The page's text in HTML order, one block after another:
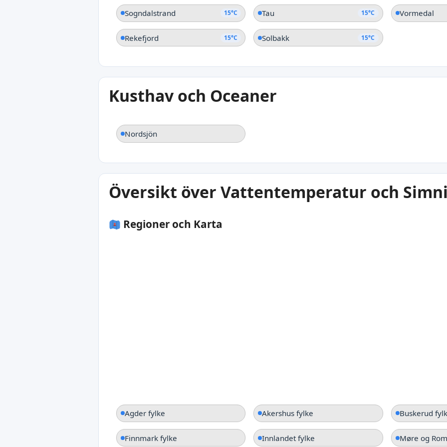
Sogndalstrand 15°C Tau 15°C Vormedal
Rekefjord 15°C Solbakk 15°C
Kusthav och Oceaner
Nordsjön
Översikt över Vattentemperatur och
Regioner och Karta
Agder fylke Akershus fylke Buskerud
Finnmark fylke Innlandet fylke Møre og